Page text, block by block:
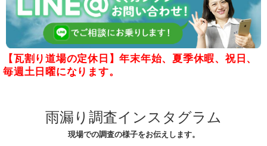
【瓦割り道場の定休日】年末年始、夏季休暇、祝日、
毎週土日曜になります。
雨漏り調査インスタグラム
現場での調査の様子をお伝えします。